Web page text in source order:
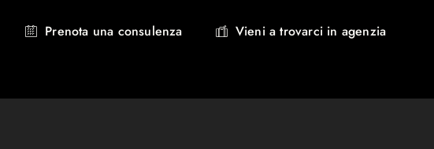
Prenota una consulenza Vieni a trovarci in agenzia